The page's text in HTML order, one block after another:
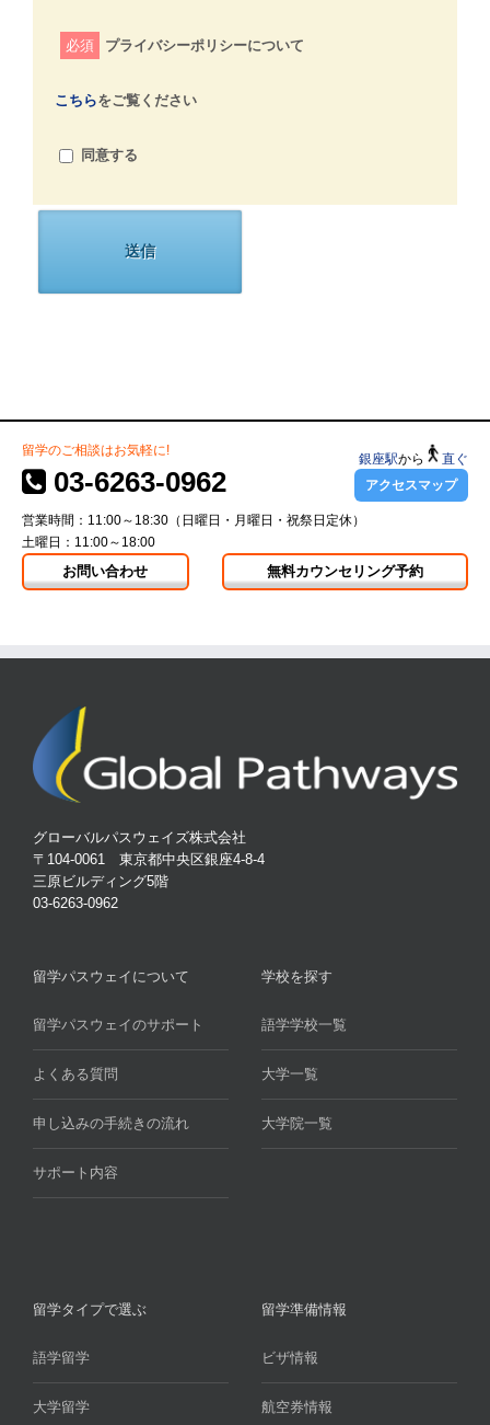
必須 プライバシーポリシーについて
こちらをご覧ください
同意する
留学のご相談はお気軽に!
03-6263-0962
銀座駅から
直ぐ
アクセスマップ
営業時間：11:00～18:30（日曜日・月曜日・祝祭日定休）
土曜日：11:00～18:00
お問い合わせ 無料カウンセリング予約
グローバルパスウェイズ株式会社
〒104-0061 東京都中央区銀座4-8-4
三原ビルディング5階
03-6263-0962
留学パスウェイについて
留学パスウェイのサポート
よくある質問
申し込みの手続きの流れ
サポート内容
学校を探す
語学学校一覧
大学一覧
大学院一覧
留学タイプで選ぶ
語学留学
大学留学
留学準備情報
ビザ情報
航空券情報